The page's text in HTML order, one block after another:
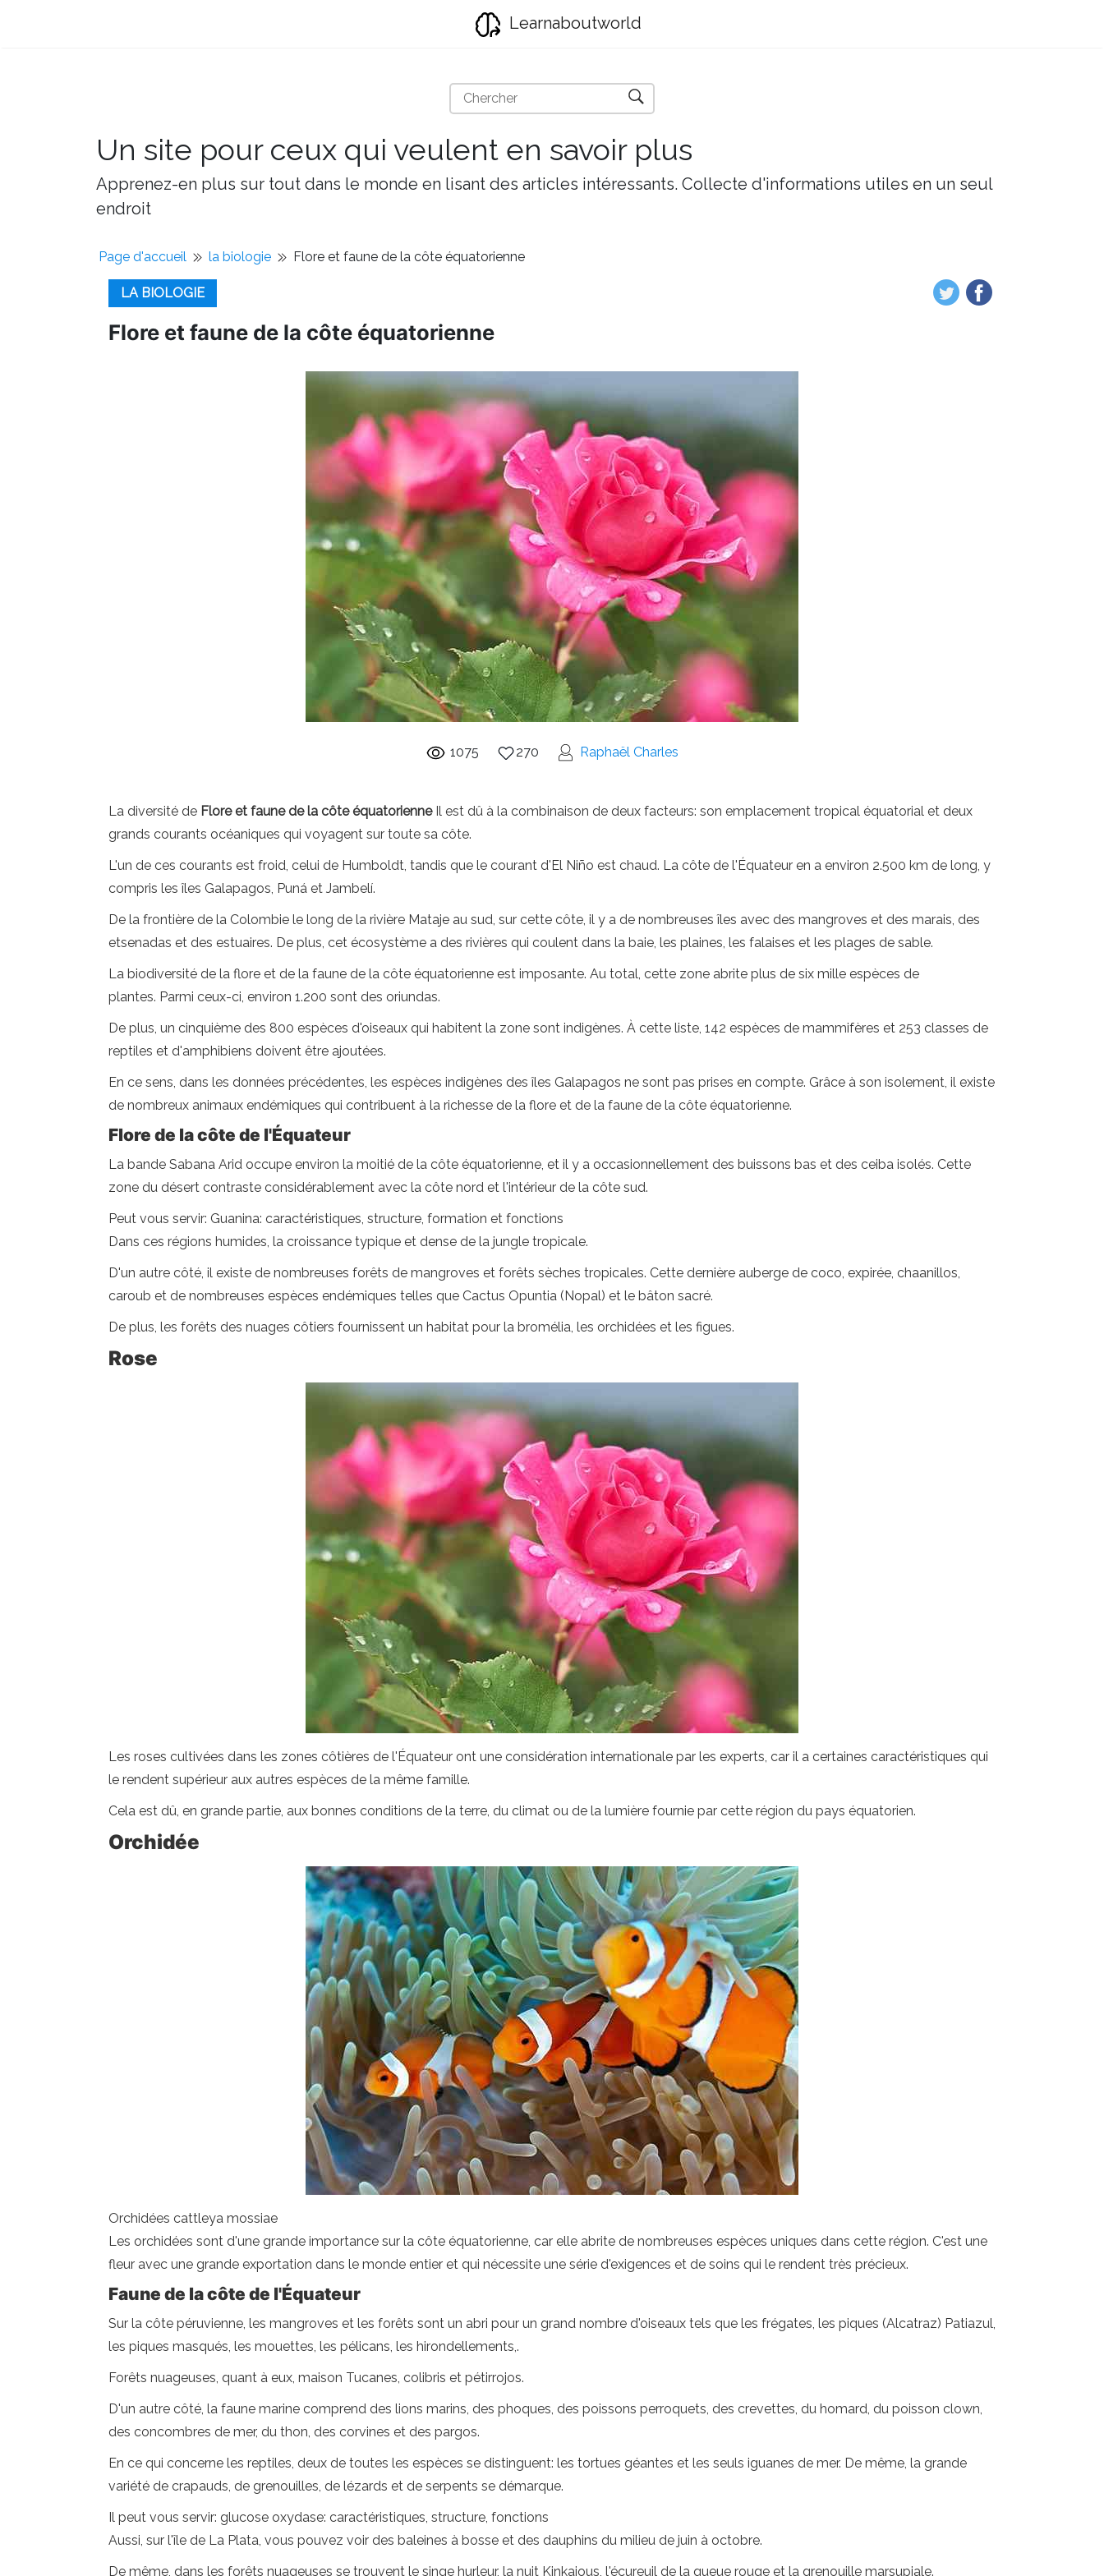
Learnaboutworld
Un site pour ceux qui veulent en savoir plus
Apprenez-en plus sur tout dans le monde en lisant des articles intéressants. Collecte d'informations utiles en un seul
endroit
Page d'accueil la biologie Flore et faune de la côte équatorienne
LA BIOLOGIE
Flore et faune de la côte équatorienne
1075 270 Raphaël Charles
La diversité de Flore et faune de la côte équatorienne Il est dû à la combinaison de deux facteurs: son emplacement tropical équatorial et deux
grands courants océaniques qui voyagent sur toute sa côte.
L'un de ces courants est froid, celui de Humboldt, tandis que le courant d'El Niño est chaud. La côte de l'Équateur en a environ 2.500 km de long, y
compris les îles Galapagos, Puná et Jambelí.
De la frontière de la Colombie le long de la rivière Mataje au sud, sur cette côte, il y a de nombreuses îles avec des mangroves et des marais, des
etsenadas et des estuaires. De plus, cet écosystème a des rivières qui coulent dans la baie, les plaines, les falaises et les plages de sable.
La biodiversité de la flore et de la faune de la côte équatorienne est imposante. Au total, cette zone abrite plus de six mille espèces de
plantes. Parmi ceux-ci, environ 1.200 sont des oriundas.
De plus, un cinquième des 800 espèces d'oiseaux qui habitent la zone sont indigènes. À cette liste, 142 espèces de mammifères et 253 classes de
reptiles et d'amphibiens doivent être ajoutées.
En ce sens, dans les données précédentes, les espèces indigènes des îles Galapagos ne sont pas prises en compte. Grâce à son isolement, il existe
de nombreux animaux endémiques qui contribuent à la richesse de la flore et de la faune de la côte équatorienne.
Flore de la côte de l'Équateur
La bande Sabana Arid occupe environ la moitié de la côte équatorienne, et il y a occasionnellement des buissons bas et des ceiba isolés. Cette
zone du désert contraste considérablement avec la côte nord et l'intérieur de la côte sud.
Peut vous servir: Guanina: caractéristiques, structure, formation et fonctions
Dans ces régions humides, la croissance typique et dense de la jungle tropicale.
D'un autre côté, il existe de nombreuses forêts de mangroves et forêts sèches tropicales. Cette dernière auberge de coco, expirée, chaanillos,
caroub et de nombreuses espèces endémiques telles que Cactus Opuntia (Nopal) et le bâton sacré.
De plus, les forêts des nuages ​​côtiers fournissent un habitat pour la bromélia, les orchidées et les figues.
Rose
Les roses cultivées dans les zones côtières de l'Équateur ont une considération internationale par les experts, car il a certaines caractéristiques qui
le rendent supérieur aux autres espèces de la même famille.
Cela est dû, en grande partie, aux bonnes conditions de la terre, du climat ou de la lumière fournie par cette région du pays équatorien.
Orchidée
Orchidées cattleya mossiae
Les orchidées sont d'une grande importance sur la côte équatorienne, car elle abrite de nombreuses espèces uniques dans cette région. C'est une
fleur avec une grande exportation dans le monde entier et qui nécessite une série d'exigences et de soins qui le rendent très précieux.
Faune de la côte de l'Équateur
Sur la côte péruvienne, les mangroves et les forêts sont un abri pour un grand nombre d'oiseaux tels que les frégates, les piques (Alcatraz) Patiazul,
les piques masqués, les mouettes, les pélicans, les hirondellements,.
Forêts nuageuses, quant à eux, maison Tucanes, colibris et pétirrojos.
D'un autre côté, la faune marine comprend des lions marins, des phoques, des poissons perroquets, des crevettes, du homard, du poisson clown,
des concombres de mer, du thon, des corvines et des pargos.
En ce qui concerne les reptiles, deux de toutes les espèces se distinguent: les tortues géantes et les seuls iguanes de mer. De même, la grande
variété de crapauds, de grenouilles, de lézards et de serpents se démarque.
Il peut vous servir: glucose oxydase: caractéristiques, structure, fonctions
Aussi, sur l'île de La Plata, vous pouvez voir des baleines à bosse et des dauphins du milieu de juin à octobre.
De même, dans les forêts nuageuses se trouvent le singe hurleur, la nuit Kinkajous, l'écureuil de la queue rouge et la grenouille marsupiale.